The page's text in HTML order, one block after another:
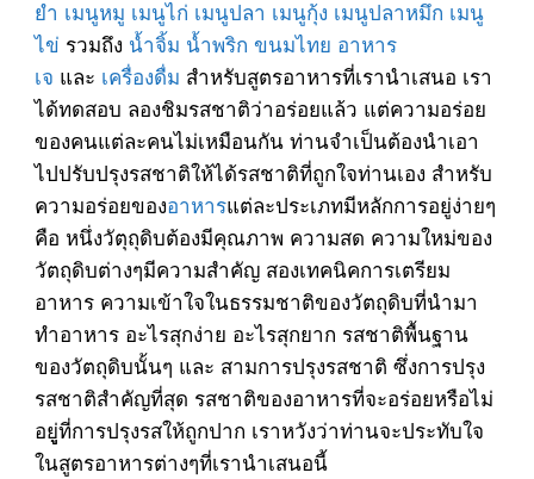
ยำ เมนูหมู เมนูไก่ เมนูปลา เมนูกุ้ง เมนูปลาหมึก เมนู
ไข่ รวมถึง น้ำจิ้ม น้ำพริก ขนมไทย อาหาร
เจ และ เครื่องดื่ม สำหรับสูตรอาหารที่เรานำเสนอ เรา
ได้ทดสอบ ลองชิมรสชาติว่าอร่อยแล้ว แต่ความอร่อย
ของคนแต่ละคนไม่เหมือนกัน ท่านจำเป็นต้องนำเอา
ไปปรับปรุงรสชาติให้ได้รสชาติที่ถูกใจท่านเอง สำหรับ
ความอร่อยของอาหารแต่ละประเภทมีหลักการอยู่ง่ายๆ
คือ หนึ่งวัตุถุดิบต้องมีคุณภาพ ความสด ความใหม่ของ
วัตถุดิบต่างๆมีความสำคัญ สองเทคนิคการเตรียม
อาหาร ความเข้าใจในธรรมชาติของวัตถุดิบที่นำมา
ทำอาหาร อะไรสุกง่าย อะไรสุกยาก รสชาติพื้นฐาน
ของวัตถุดิบนั้นๆ และ สามการปรุงรสชาติ ซึ่งการปรุง
รสชาติสำคัญที่สุด รสชาติของอาหารที่จะอร่อยหรือไม่
อยูู่ที่การปรุงรสให้ถูกปาก เราหวังว่าท่านจะประทับใจ
ในสูตรอาหารต่างๆที่เรานำเสนอนี้